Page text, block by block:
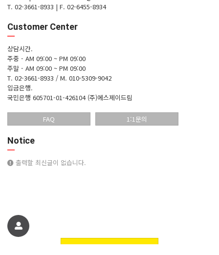
T. 02-3661-8933 | F. 02-6455-8934
Customer Center
상담시간.
주중 - AM 09:00 ~ PM 09:00
주말 - AM 09:00 ~ PM 09:00
T. 02-3661-8933 / M. 010-5309-9042
입금은행.
국민은행 605701-01-426104 (주)에스제이드림
FAQ 1:1문의
Notice
출력할 최신글이 없습니다.
친구에게 추천하기